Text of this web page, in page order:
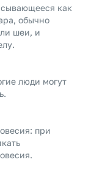
как
обычно
шеи, и
люди могут
при